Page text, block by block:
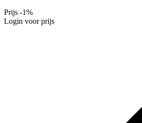
Prijs -1%
Login voor prijs